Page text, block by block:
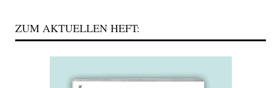
ZUM AKTUELLEN HEFT: